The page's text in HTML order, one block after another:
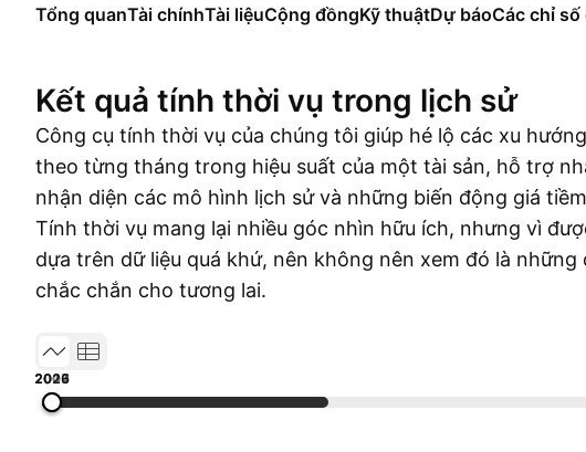
Tổng quanTài chínhTài liệuCộng đồngKỹ thuậtDự báoCác chỉ
Kết quả tính thời vụ trong lịch sử
Công cụ tính thời vụ của chúng tôi giúp hé lộ các xu
theo từng tháng trong hiệu suất của một tài sản, hỗ trợ
nhận diện các mô hình lịch sử và những biến động giá
Tính thời vụ mang lại nhiều góc nhìn hữu ích, nhưng vì
dựa trên dữ liệu quá khứ, nên không nên xem đó là những
chắc chắn cho tương lai.
2001
2007
2013
2019
2026